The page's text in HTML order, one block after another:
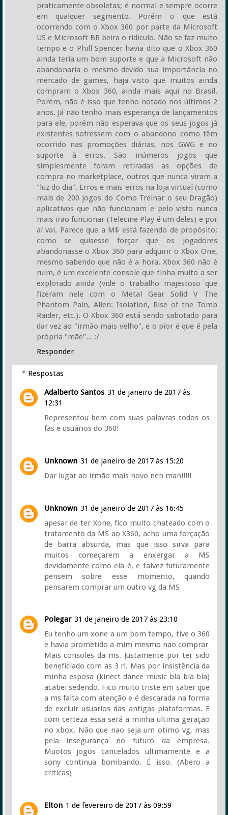
praticamente obsoletas; é normal e sempre ocorre
em qualquer segmento. Porém o que está
ocorrendo com o Xbox 360 por parte da Microsoft
US e Microsoft BR beira o ridículo. Não se faz muito
tempo e o Phill Spencer havia dito que o Xbox 360
ainda teria um bom suporte e que a Microsoft não
abandonaria o mesmo devido sua importância no
mercado de games, haja visto que muitos ainda
compram o Xbox 360, ainda mais aqui no Brasil.
Porém, não é isso que tenho notado nos últimos 2
anos. Já não tenho mais esperança de lançamentos
para ele, porém não esperava que os seus jogos já
existentes sofressem com o abandono como têm
ocorrido nas promoções diárias, nos GWG e no
suporte à erros. São inúmeros jogos que
simplesmente foram retiradas as opções de
compra no marketplace, outros que nunca viram a
"luz do dia". Erros e mais erros na loja virtual (como
mais de 200 jogos do Como Treinar o seu Dragão)
aplicativos que não funcionam e pelo visto nunca
mais irão funcionar (Telecine Play é um deles) e por
aí vai. Parece que a M$ está fazendo de propósito;
como se quisesse forçar que os jogadores
abandonasse o Xbox 360 para adquirir o Xbox One,
mesmo sabendo que não é a hora. Xbox 360 não é
ruim, é um excelente console que tinha muito a ser
explorado ainda (vide o trabalho majestoso que
fizeram nele com o Metal Gear Solid V The
Phantom Pain, Alien: Isolation, Rise of the Tomb
Raider, etc.). O Xbox 360 está sendo sabotado para
dar vez ao "irmão mais velho", e o pior é que é pela
própria "mãe"... :/
Responder
Respostas
Adalberto Santos 31 de janeiro de 2017 às
12:31
Representou bem com suas palavras todos os
fãs e usuários do 360!
Unknown 31 de janeiro de 2017 às 15:20
Dar lugar ao irmão mais novo neh man!!!!!
Unknown 31 de janeiro de 2017 às 16:45
apesar de ter Xone, fico muito chateado com o
tratamento da MS ao X360, acho uma forçação
de barra absurda, mas que isso sirva para
muitos começarem a enxergar a MS
devidamente como ela é, e talvez futuramente
pensem sobre esse momento, quando
pensarem comprar um outro vg da MS
Polegar 31 de janeiro de 2017 às 23:10
Eu tenho um xone a um bom tempo, tive o 360
e havia prometido a mim mesmo nao comprar
Mais consoles da ms. Justamente por ter sido
beneficiado com as 3 rl. Mas por insistência da
minha esposa (kinect dance music bla bla bla)
acabei sedendo. Fico muito triste em saber que
a ms falta com atenção e é descarada na forma
de excluir usuarios das antigas plataformas. E
com certeza essa será a minha ultima geração
no xbox. Não que nao seja um otimo vg, mas
pela insegurança no futuro da empresa.
Muotos jogos cancelados ultimamente e a
sony continua bombando. É isso. (Abero a
criticas)
Elton 1 de fevereiro de 2017 às 09:59